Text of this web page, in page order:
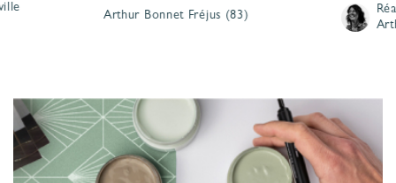
Arthur Bonnet Fréjus (83)